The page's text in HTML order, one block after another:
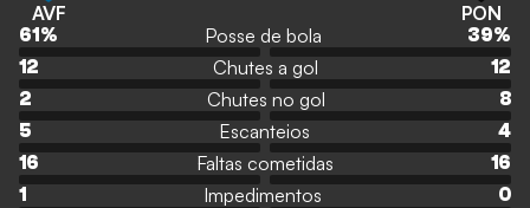
AVF PON
61 % Posse de bola 39%
12
Chutes a gol
12
2
Chutes no gol
8
5
Escanteios
4
16
Faltas cometidas
16
1
Impedimentos 0